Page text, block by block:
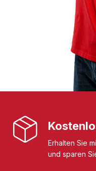
Erhalten Sie
und sparen